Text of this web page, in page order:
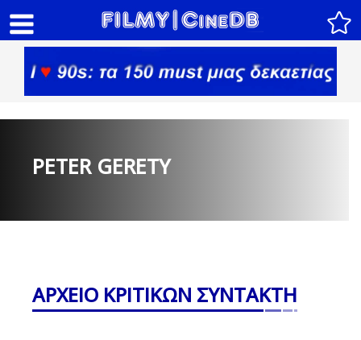
PETER GERETY
ΑΡΧΕΙΟ ΚΡΙΤΙΚΩΝ ΣΥΝΤΑΚΤΗ